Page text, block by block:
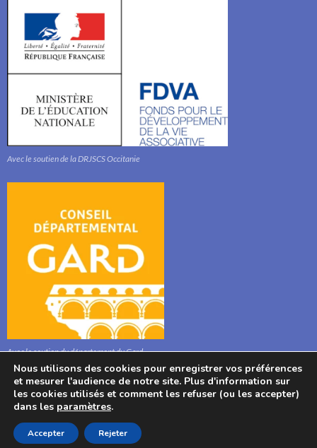
Avec le soutien de la DRJSCS Occitanie
Avec le soutien du département du Gard
© : Association l'Aphyllanthe 2021, Bibliothèque, Mairie, 280 Route Stéphane
Hessel, 30700 Aigaliers, France. Tel : 04 6622 1020.
Nous utilisons des cookies pour enregistrer vos préférences
et mesurer l'audience de notre site. Plus d'information sur
les cookies utilisés et comment les refuser (ou les accepter)
dans les paramètres.
Accepter Rejeter